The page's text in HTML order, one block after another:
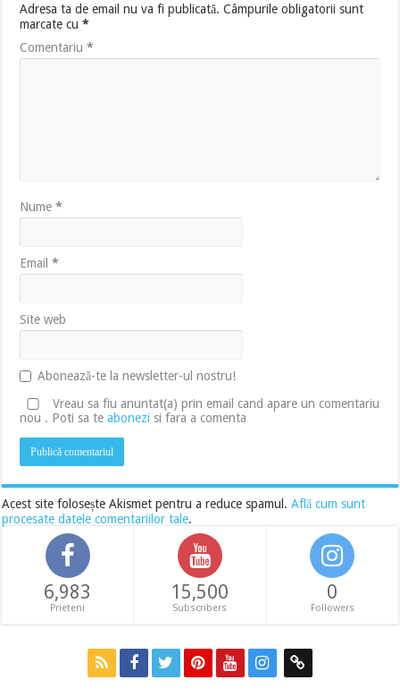
Adresa ta de email nu va fi publicată. Câmpurile obligatorii sunt
marcate cu*
Comentariu*
Nume*
Email*
Site web
Abonează-te la newsletter-ul nostru!
Vreau sa fiu anuntat(a) prin email cand apare un comentariu
nou . Poti sa teabonezi si fara a comenta
Acest site folosește Akismet pentru a reduce spamul.Află cum sunt
procesate datele comentariilor tale.
6,983
Prieteni
15,500
Subscribers
0
Followers